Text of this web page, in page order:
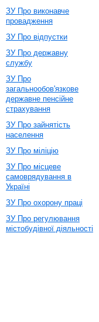
ЗУ Про виконавче
провадження
ЗУ Про відпустки
ЗУ Про державну
службу
ЗУ Про
загальнообов'язкове
державне пенсійне
страхування
ЗУ Про зайнятість
населення
ЗУ Про міліцію
ЗУ Про місцеве
самоврядування в
Україні
ЗУ Про охорону праці
ЗУ Про регулювання
містобудівної діяльності